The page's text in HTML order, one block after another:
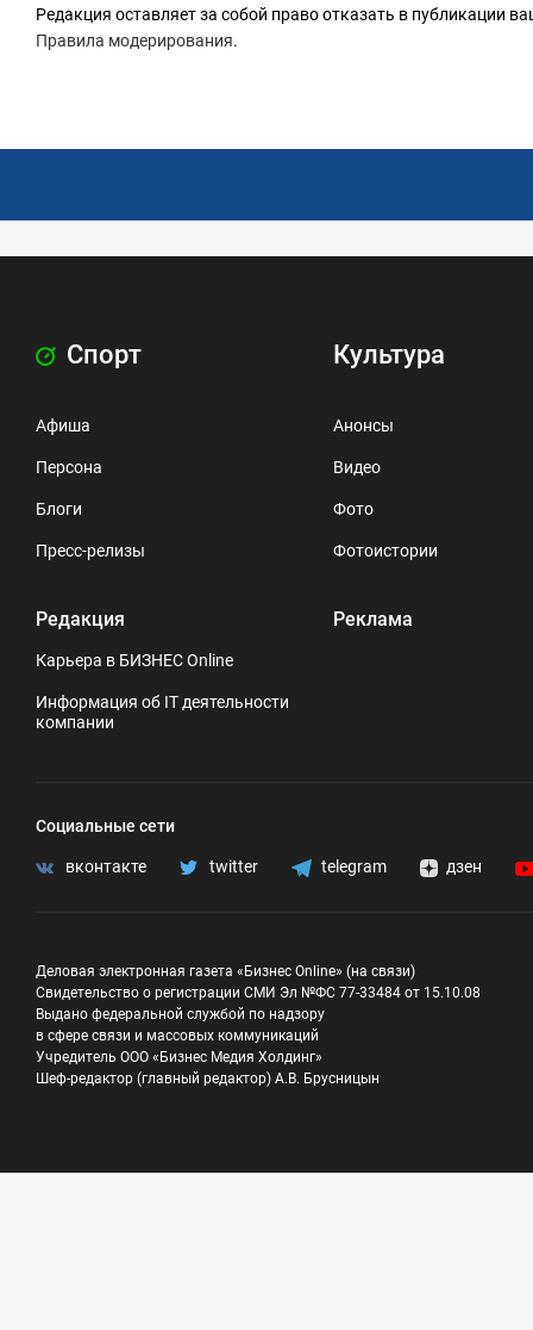
Редакция оставляет за собой право отказать в публикации
Правила модерирования.
Спорт
Афиша
Персона
Блоги
Пресс-релизы
Редакция
Карьера в БИЗНЕС Online
Информация об IT деятельности
компании
Культура
Анонсы
Видео
Фото
Фотоистории
Реклама
Социальные сети
вконтакте twitter telegram дзен
Деловая электронная газета «Бизнес Online» (на связи)
Свидетельство о регистрации СМИ Эл №ФС 77-33484 от 15.10.08
Выдано федеральной службой по надзору
в сфере связи и массовых коммуникаций
Учредитель ООО «Бизнес Медия Холдинг»
Шеф-редактор (главный редактор) А.В. Брусницын